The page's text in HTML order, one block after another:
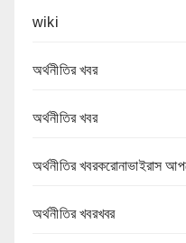
wiki
অর্থনীতির খবর
অর্থনীতির খবর
অর্থনীতির খবরকরোনাভাইরাস
অর্থনীতির খবরখবর